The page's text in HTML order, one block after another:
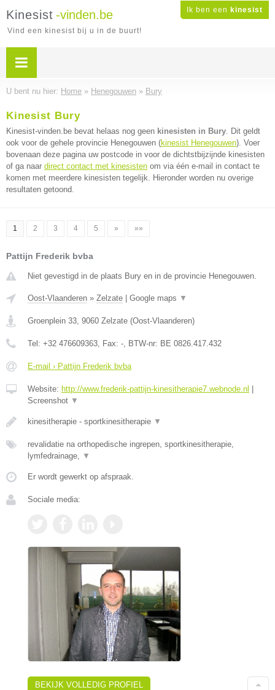
Ik ben een kinesist
Kinesist -vinden.be
Vind een kinesist bij u in de buurt!
U bent nu hier: Home » Henegouwen » Bury
Kinesist Bury
Kinesist-vinden.be bevat helaas nog geen kinesisten in Bury. Dit geldt
ook voor de gehele provincie Henegouwen (kinesist Henegouwen). Voer
bovenaan deze pagina uw postcode in voor de dichtstbijzijnde kinesisten
of ga naar direct contact met kinesisten om via één e-mail in contact te
komen met meerdere kinesisten tegelijk. Hieronder worden nu overige
resultaten getoond.
1 2 3 4 5 » »»
Pattijn Frederik bvba
Niet gevestigd in de plaats Bury en in de provincie Henegouwen.
Oost-Vlaanderen » Zelzate Google maps ▼
Groenplein 33, 9060 Zelzate (Oost-Vlaanderen)
Tel: +32 476609363, Fax: -, BTW-nr: BE 0826.417.432
E-mail › Pattijn Frederik bvba
Website: http://www.frederik-pattijn-kinesitherapie7.webnode.nl
Screenshot ▼
kinesitherapie - sportkinesitherapie ▼
revalidatie na orthopedische ingrepen, sportkinesitherapie,
lymfedrainage, ▼
Er wordt gewerkt op afspraak.
Sociale media:
BEKIJK VOLLEDIG PROFIEL